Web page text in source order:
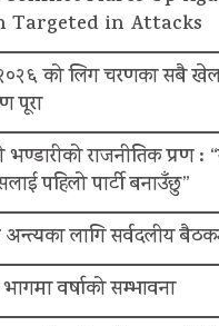
Targeted in Attacks
को लिग चरणका सबै खेल
पूरा
भण्डारीको राजनीतिक प्रण :
पहिलो पार्टी बनाउँछु”
अन्त्यका लागि सर्वदलीय
वर्षाको सम्भावना